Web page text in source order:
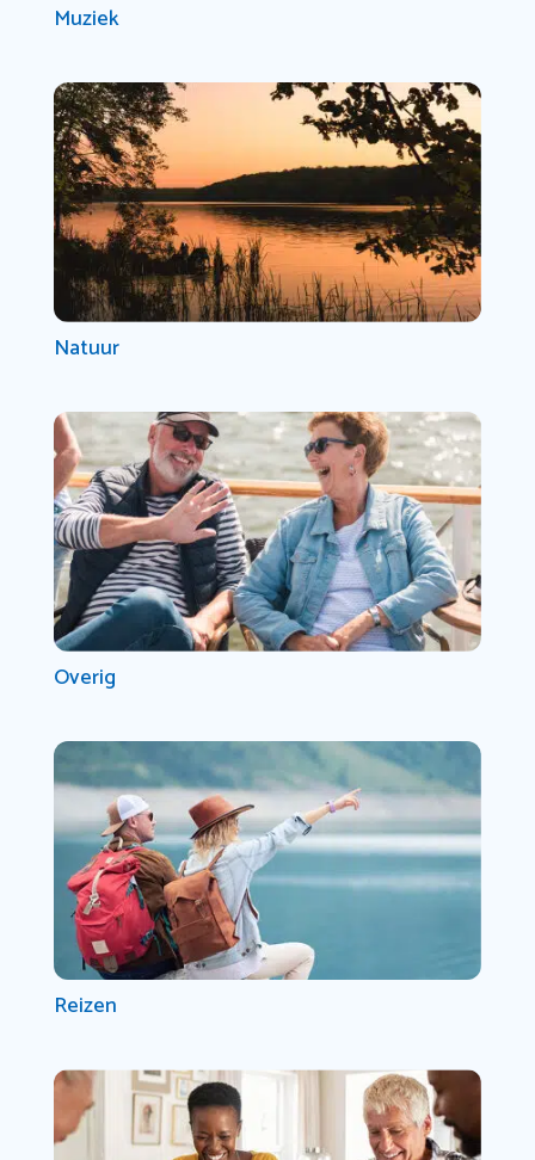
Muziek
Natuur
Overig
Reizen